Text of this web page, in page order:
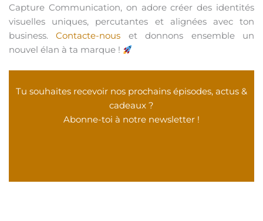
Capture Communication, on adore créer des identités
visuelles uniques, percutantes et alignées avec ton
business.Contacte-nous et donnons ensemble un
nouvel élan à ta marque !
Tu souhaites recevoir nos prochains épisodes, actus &
cadeaux ?
Abonne-toi à notre newsletter !